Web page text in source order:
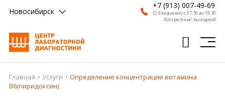
Новосибирск
+7 (913) 007-49-69
🕗 Ежедневно с 07:30 до 18:30
Воскресенье: выходной
Главная
Главная Услуги
Определение концентрации витамина
В6(пиридоксин)